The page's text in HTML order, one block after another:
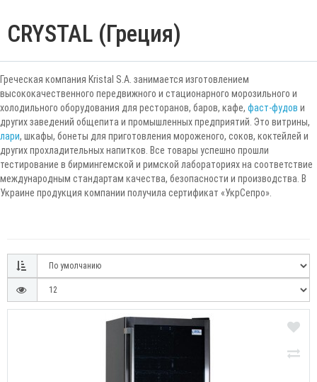
CRYSTAL (Греция)
Греческая компания Kristal S.A. занимается изготовлением
высококачественного передвижного и стационарного морозильного и
холодильного оборудования для ресторанов, баров, кафе, фаст-фудов и
других заведений общепита и промышленных предприятий. Это витрины,
лари, шкафы, бонеты для приготовления мороженого, соков, коктейлей и
других прохладительных напитков. Все товары успешно прошли
тестирование в бирмингемской и римской лабораториях на соответствие
международным стандартам качества, безопасности и производства. В
Украине продукция компании получила сертификат «УкрСепро».